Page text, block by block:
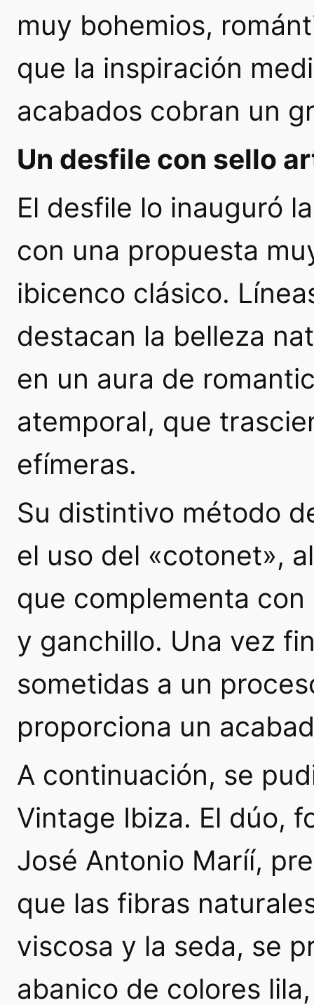
muy bohemios,
que la inspiración
acabados cobran un
Un desfile con sello
El desfile lo inauguró
con una propuesta
ibicenco clásico.
destacan la belleza
en un aura de
atemporal, que
efímeras.
Su distintivo método
el uso del «cotonet»,
que complementa
y ganchillo. Una vez
sometidas a un
proporciona un
A continuación, se
Vintage Ibiza. El dúo,
José Antonio Maríí,
que las fibras
viscosa y la seda, se
abanico de colores